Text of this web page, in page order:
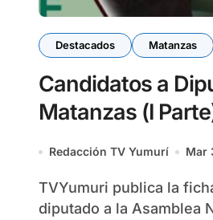
Destacados Matanzas
Candidatos a
Matanzas (I
Redacción TV Yumurí Mar
TVYumuri publica la ficha de los candidatos a
diputado a la Asamblea